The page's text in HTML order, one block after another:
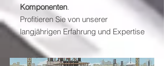
Komponenten.
Profitieren Sie von unserer
langjährigen Erfahrung und Expertise